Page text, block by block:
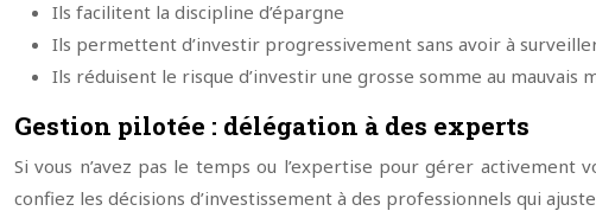
Ils facilitent la discipline d’épargne
Ils permettent d’investir progressivement sans avoir à
Ils réduisent le risque d’investir une grosse somme au mauvais
Gestion pilotée : délégation à des experts
Si vous n’avez pas le temps ou l’expertise pour gérer
confiez les décisions d’investissement à des professionnels qui